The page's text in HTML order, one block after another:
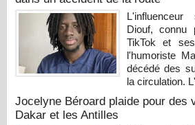
L'influenceur
Diouf, connu
TikTok et
l'humoriste
décédé des
la circulation.
Jocelyne Béroard plaide pour des
Dakar et les Antilles